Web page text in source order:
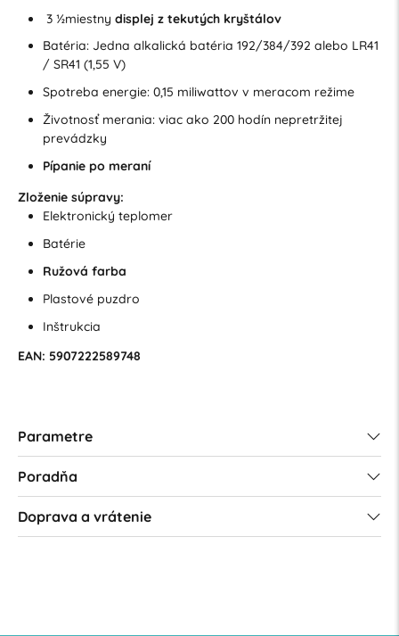
3 ½miestny displej z tekutých kryštálov
Batéria: Jedna alkalická batéria 192/384/392 alebo LR41
/ SR41 (1,55 V)
Spotreba energie: 0,15 miliwattov v meracom režime
Životnosť merania: viac ako 200 hodín nepretržitej
prevádzky
Pípanie po meraní
Zloženie súpravy:
Elektronický teplomer
Batérie
Ružová farba
Plastové puzdro
Inštrukcia
EAN: 5907222589748
Parametre
Poradňa
Doprava a vrátenie